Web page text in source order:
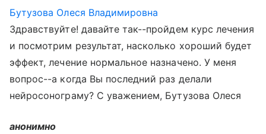
Бутузова Олеся Владимировна
Здравствуйте! давайте так--пройдем курс лечения
и посмотрим результат, насколько хороший будет
эффект, лечение нормальное назначено. У меня
вопрос--а когда Вы последний раз делали
нейросонограму? С уважением, Бутузова Олеся
анонимно